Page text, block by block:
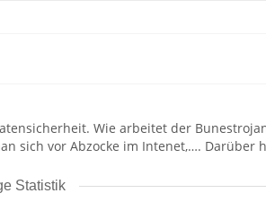
Wie arbeitet der
sich vor Abzocke im Intenet,….
Statistik